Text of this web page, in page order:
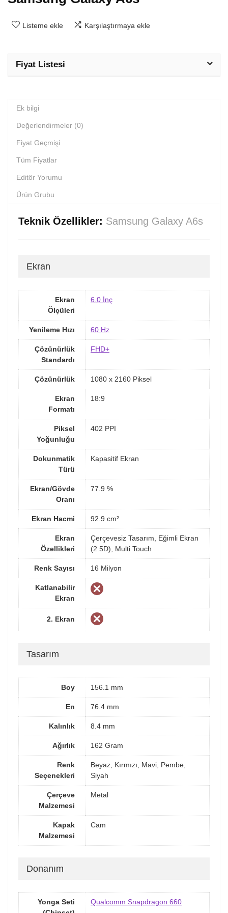
Listeme ekle Karşılaştırmaya ekle
Fiyat Listesi
Ek bilgi
Değerlendirmeler (0)
Fiyat Geçmişi
Tüm Fiyatlar
Editör Yorumu
Ürün Grubu
Teknik Özellikler: Samsung Galaxy A6s
Ekran
Ekran
Ölçüleri
6.0 İnç
Yenileme Hızı 60 Hz
Çözünürlük
Standardı
FHD+
Çözünürlük 1080 x 2160 Piksel
Ekran
Formatı
18:9
Piksel
Yoğunluğu
402 PPI
Dokunmatik
Türü
Kapasitif Ekran
Ekran/Gövde
Oranı
77.9 %
Ekran Hacmi 92.9 cm²
Ekran
Özellikleri
Çerçevesiz Tasarım, Eğimli Ekran
(2.5D), Multi Touch
Renk Sayısı 16 Milyon
Katlanabilir
Ekran
2. Ekran
Tasarım
Boy 156.1 mm
En 76.4 mm
Kalınlık 8.4 mm
Ağırlık 162 Gram
Renk
Seçenekleri
Beyaz, Kırmızı, Mavi, Pembe,
Siyah
Çerçeve
Malzemesi
Metal
Kapak
Malzemesi
Cam
Donanım
Yonga Seti
Qualcomm Snapdragon 660